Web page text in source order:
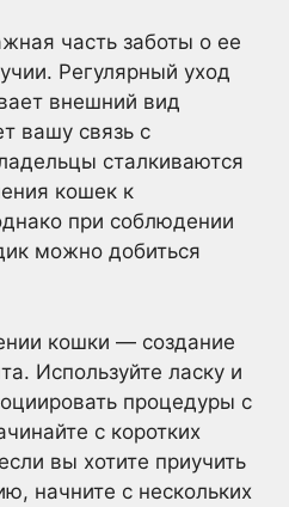
часть заботы о ее
Регулярный уход
внешний вид
вашу связь с
сталкиваются
кошек к
при соблюдении
можно добиться
кошки — создание
Используйте ласку и
процедуры с
с коротких
вы хотите приучить
начните с нескольких